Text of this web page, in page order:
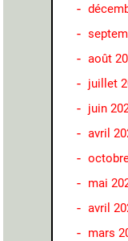
août
juillet
juin
avril
mai
avril
mars